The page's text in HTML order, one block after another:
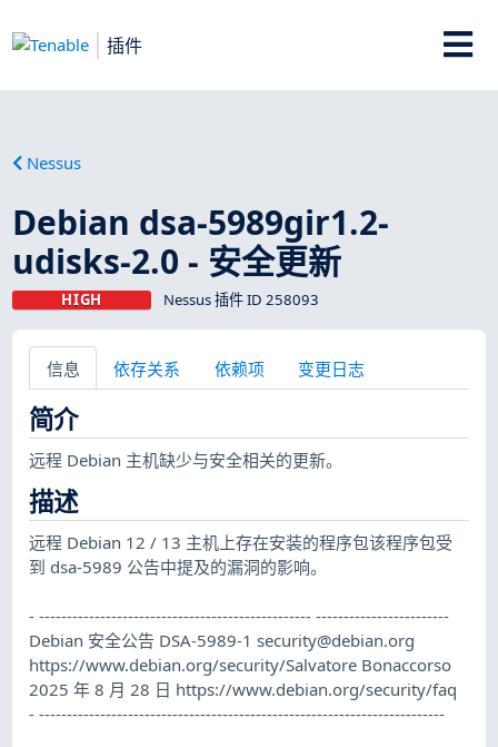
插件
Nessus
Debian dsa-5989gir1.2-
udisks-2.0 - 安全更新
HIGH Nessus 插件 ID 258093
信息 依存关系 依赖项 变更日志
简介
远程 Debian 主机缺少与安全相关的更新。
描述
远程 Debian 12 / 13 主机上存在安装的程序包该程序包受
到 dsa-5989 公告中提及的漏洞的影响。
- ------------------------------------------------- ------------------------
Debian 安全公告 DSA-5989-1security@debian.org
https://www.debian.org/security/Salvatore Bonaccorso
2025 年 8 月 28 日 https://www.debian.org/security/faq
- -------------------------------------------------------------------------